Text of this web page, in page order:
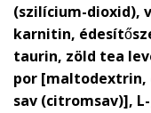
(szilícium-dioxid),
karnitin,
taurin, zöld tea
por [maltodextrin,
sav (citromsav)],